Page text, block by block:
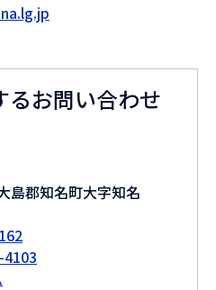
るお問い合わせ
島郡知名町大字知名